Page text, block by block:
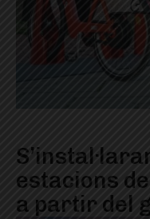
estacions
a partir del